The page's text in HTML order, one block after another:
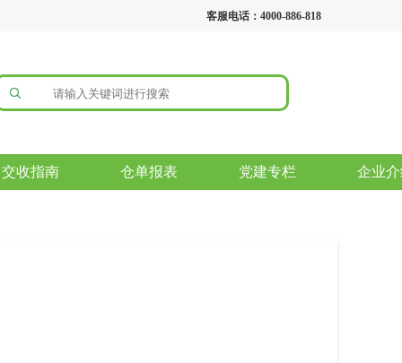
客服电话：4000-886-818
交收指南 仓单报表 党建专栏 企业